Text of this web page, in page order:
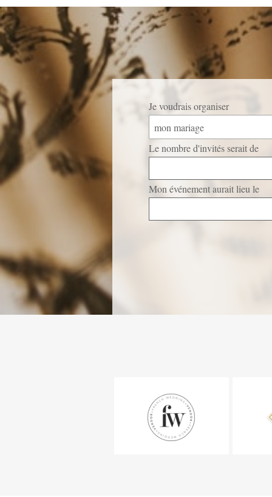
Je voudrais organiser
mon mariage
Le nombre d'invités serait de
Mon événement aurait lieu le